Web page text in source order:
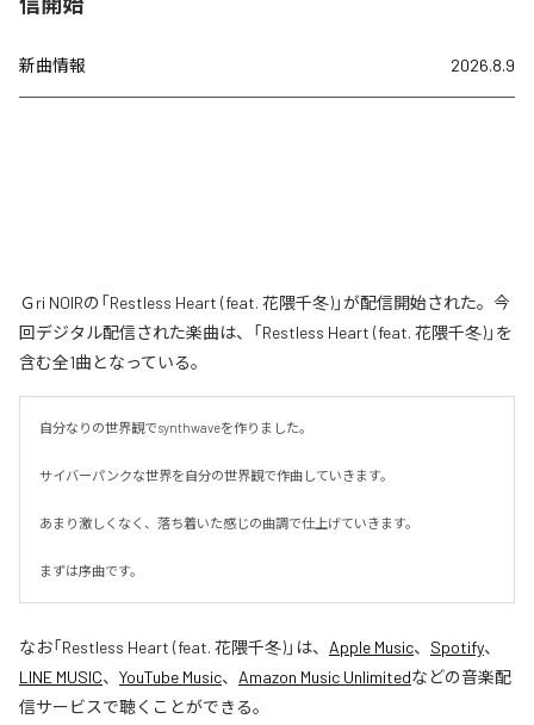
新曲情報 2026.8.9
Ｇri NOIRの「Restless Heart (feat. 花隈千冬)」が配信開始された。今
回デジタル配信された楽曲は、「Restless Heart (feat. 花隈千冬)」を
含む全1曲となっている。
自分なりの世界観でsynthwaveを作りました。
サイバーパンクな世界を自分の世界観で作曲していきます。
あまり激しくなく、落ち着いた感じの曲調で仕上げていきます。
まずは序曲です。
なお「Restless Heart (feat. 花隈千冬)」は、 Apple Music、 Spotify、
LINE MUSIC、 YouTube Music、 Amazon Music Unlimitedなどの音楽配
信サービスで聴くことができる。